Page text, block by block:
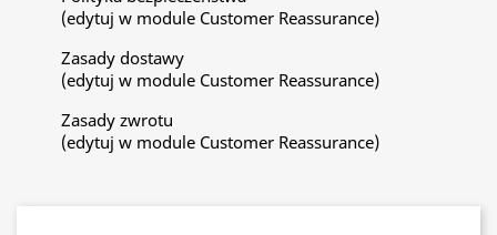
(edytuj w module Customer Reassurance)
Zasady dostawy
(edytuj w module Customer Reassurance)
Zasady zwrotu
(edytuj w module Customer Reassurance)